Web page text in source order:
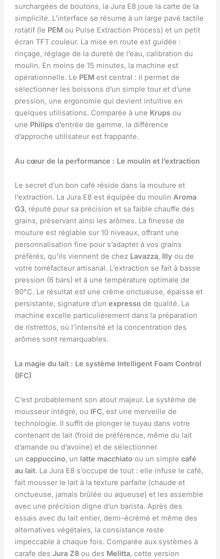
surchargées de boutons, la Jura E8 joue la carte de la
simplicité. L’interface se résume à un large pavé tactile
rotatif (le PEM ou Pulse Extraction Process) et un petit
écran TFT couleur. La mise en route est guidée :
rinçage, réglage de la dureté de l’eau, calibration du
moulin. En moins de 15 minutes, la machine est
opérationnelle. Le PEM est central : il permet de
sélectionner les boissons d’un simple tour et d’une
pression, une ergonomie qui devient intuitive en
quelques utilisations. Comparée à une Krupsou
une Philipsd’entrée de gamme, la différence
d’approche utilisateur est frappante.
Au cœur de la performance : Le moulin et l’extraction
Le secret d’un bon café réside dans la mouture et
l’extraction. La Jura E8 est équipée du moulin Aroma
G3, réputé pour sa précision et sa faible chauffe des
grains, préservant ainsi les arômes. La finesse de
mouture est réglable sur 10 niveaux, offrant une
personnalisation fine pour s’adapter à vos grains
préférés, qu’ils viennent de chez Lavazza, Illy ou de
votre torréfacteur artisanal. L’extraction se fait à basse
pression (6 bars) et à une température optimale de
90°C. Le résultat est une crème onctueuse, épaisse et
persistante, signature d’un expressode qualité. La
machine excelle particulièrement dans la préparation
de ristrettos, où l’intensité et la concentration des
arômes sont remarquables.
La magie du lait : Le système Intelligent Foam Control
(IFC)
C’est probablement son atout majeur. Le système de
mousseur intégré, ou IFC, est une merveille de
technologie. Il suffit de plonger le tuyau dans votre
contenant de lait (froid de préférence, même du lait
d’amande ou d’avoine) et de sélectionner
un cappuccino, un latte macchiatoou un simple café
au lait. La Jura E8 s’occupe de tout : elle infuse le café,
fait mousser le lait à la texture parfaite (chaude et
onctueuse, jamais brûlée ou aqueuse) et les assemble
avec une précision digne d’un barista. Après des
essais avec du lait entier, demi-écrémé et même des
alternatives végétales, la consistance reste
impeccable à chaque fois. Comparée aux systèmes à
carafe des Jura Z8ou des Melitta, cette version